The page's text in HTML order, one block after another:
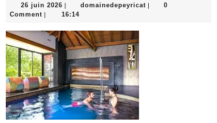
26 juin 2026 26
juin
| domainedepeyricat domainedepeyricat
|
0
Comment | 16:14